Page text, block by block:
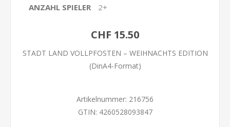
ANZAHL SPIELER
2+
CHF 15.50
STADT LAND VOLLPFOSTEN – WEIHNACHTS EDITION
(DinA4-Format)
Artikelnummer: 216756
GTIN: 4260528093847